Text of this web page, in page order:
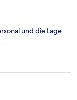
und die Lage